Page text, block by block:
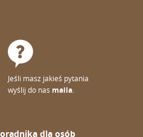
Jeśli masz jakieś pytania
wyślij do nas maila
dla osób